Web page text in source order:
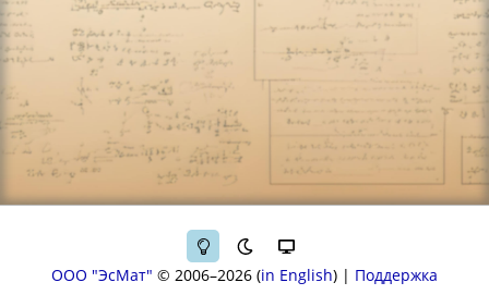
ООО "ЭсМат" © 2006–2026 in English | Поддержка